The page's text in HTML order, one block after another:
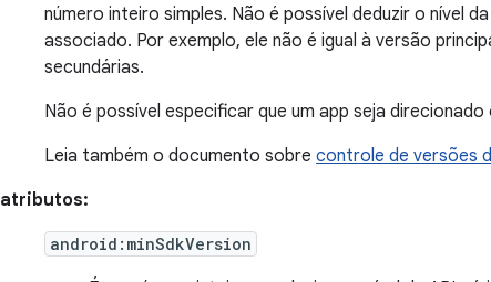
número inteiro simples. Não é possível deduzir o nível
associado. Por exemplo, ele não é igual à versão
secundárias.
Não é possível especificar que um app seja
Leia também o documento sobre controle de versões
atributos:
android:minSdkVersion